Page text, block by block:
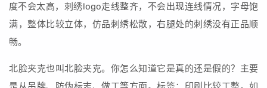
度不会太高，刺绣logo走线整齐，不会出现连线情况，字母饱
满，整体比较立体，仿品刺绣松散，右腿处的刺绣没有正品顺
畅。
北脸夹克也叫北脸夹克。你怎么知道它是真的还是假的？主要